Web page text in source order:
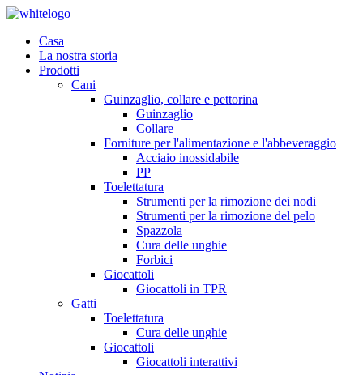
Casa
La nostra storia
Prodotti
Cani
Guinzaglio, collare e pettorina
Guinzaglio
Collare
Forniture per l'alimentazione e l'abbeveraggio
Acciaio inossidabile
PP
Toelettatura
Strumenti per la rimozione dei nodi
Strumenti per la rimozione del pelo
Spazzola
Cura delle unghie
Forbici
Giocattoli
Giocattoli in TPR
Gatti
Toelettatura
Cura delle unghie
Giocattoli
Giocattoli interattivi